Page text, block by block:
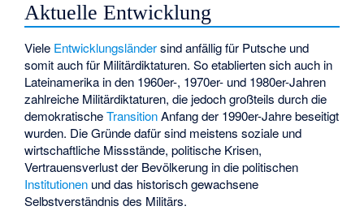
Aktuelle Entwicklung
Viele Entwicklungsländersind anfällig für Putsche und
somit auch für Militärdiktaturen. So etablierten sich auch in
Lateinamerika in den 1960er-, 1970er- und 1980er-Jahren
zahlreiche Militärdiktaturen, die jedoch großteils durch die
demokratischeTransitionAnfang der 1990er-Jahre beseitigt
wurden. Die Gründe dafür sind meistens soziale und
wirtschaftliche Missstände, politische Krisen,
Vertrauensverlust der Bevölkerung in die politischen
Institutionen und das historisch gewachsene
Selbstverständnis des Militärs.